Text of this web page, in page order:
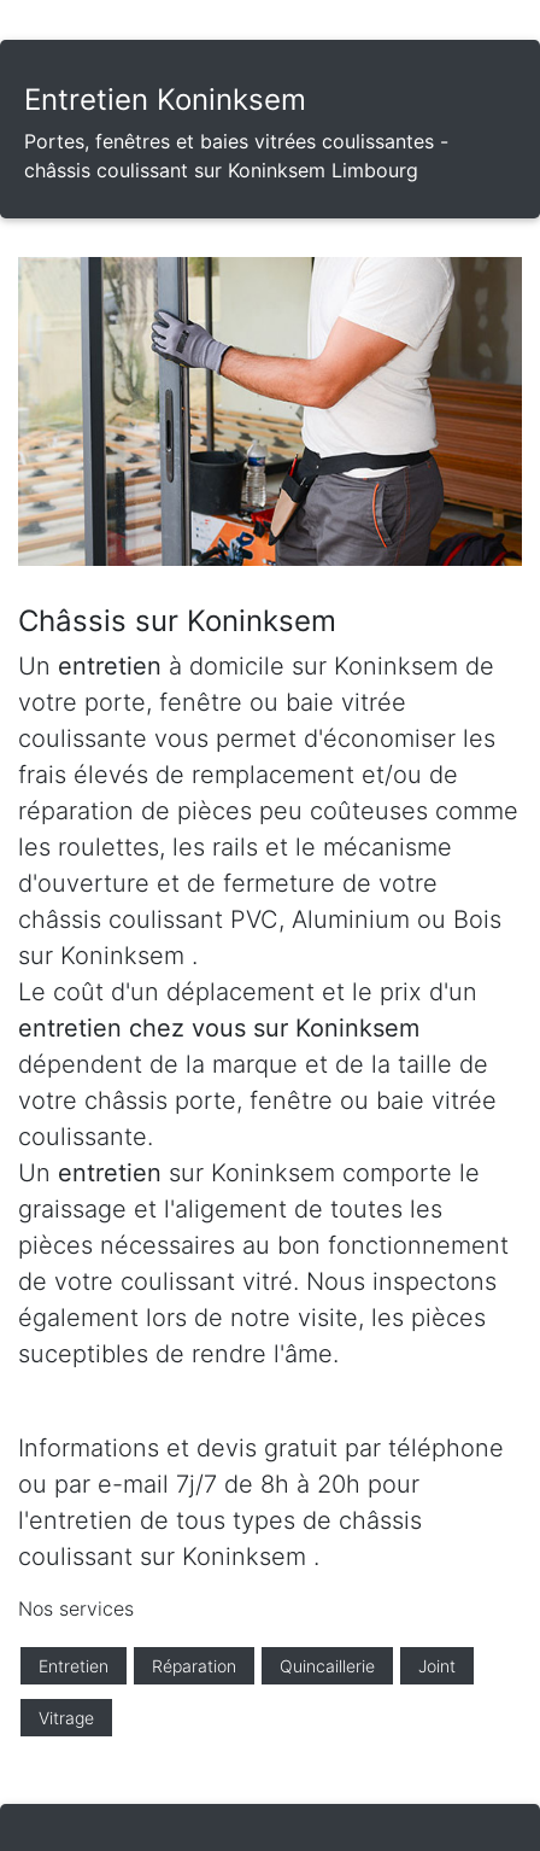
Entretien Koninksem
Portes, fenêtres et baies vitrées coulissantes -
châssis coulissant sur Koninksem Limbourg
Châssis sur Koninksem
Un entretien à domicile sur Koninksem de
votre porte, fenêtre ou baie vitrée
coulissante vous permet d'économiser les
frais élevés de remplacement et/ou de
réparation de pièces peu coûteuses comme
les roulettes, les rails et le mécanisme
d'ouverture et de fermeture de votre
châssis coulissant PVC, Aluminium ou Bois
sur Koninksem .
Le coût d'un déplacement et le prix d'un
entretien chez vous sur Koninksem
dépendent de la marque et de la taille de
votre châssis porte, fenêtre ou baie vitrée
coulissante.
Un entretien sur Koninksem comporte le
graissage et l'aligement de toutes les
pièces nécessaires au bon fonctionnement
de votre coulissant vitré. Nous inspectons
également lors de notre visite, les pièces
suceptibles de rendre l'âme.
Informations et devis gratuit par téléphone
ou par e-mail 7j/7 de 8h à 20h pour
l'entretien de tous types de châssis
coulissant sur Koninksem .
Nos services
Entretien Réparation Quincaillerie Joint
Vitrage